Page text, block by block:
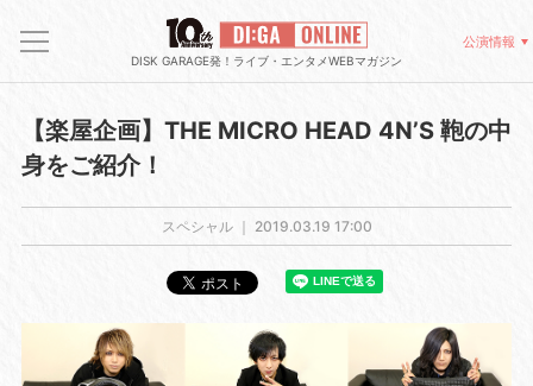
DISK GARAGE発！ライブ・エンタメWEBマガジン
公演情報
【楽屋企画】THE MICRO HEAD 4N’S 鞄の中
身をご紹介！
スペシャル ｜ 2019.03.19 17:00